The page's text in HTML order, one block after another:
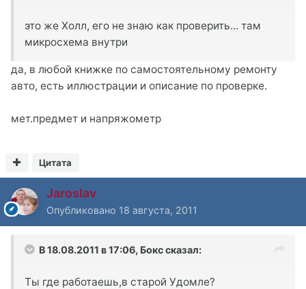
это же Холл, его не знаю как проверить... там
микросхема внутри
да, в любой книжке по самостоятельному ремонту
авто, есть иллюстрации и описание по проверке.
мет.предмет и напряжометр
Цитата
Jaroslav
Опубликовано 18 августа, 2011
В 18.08.2011 в 17:06, Бокс сказал:
Ты где работаешь,в старой Удомле?